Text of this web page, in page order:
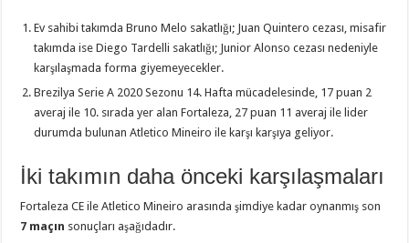
Ev sahibi takımda Bruno Melo sakatlığı; Juan Quintero cezası, misafir
takımda ise Diego Tardelli sakatlığı; Junior Alonso cezası nedeniyle
karşılaşmada forma giyemeyecekler.
Brezilya Serie A 2020 Sezonu 14. Hafta mücadelesinde, 17 puan 2
averaj ile 10. sırada yer alan Fortaleza, 27 puan 11 averaj ile lider
durumda bulunan Atletico Mineiro ile karşı karşıya geliyor.
İki takımın daha önceki karşılaşmaları
Fortaleza CE ile Atletico Mineiro arasında şimdiye kadar oynanmış son
7 maçın sonuçları aşağıdadır.